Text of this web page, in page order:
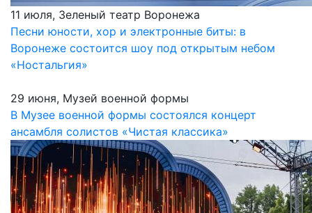
11 июля, Зеленый театр Воронежа
Песни юности, хор и электронные биты: в
Воронеже состоится шоу под открытым небом
«Ностальгия»
29 июня, Музей военной формы
В Музее военной формы состоялся концерт
ансамбля солистов «Чистая классика»